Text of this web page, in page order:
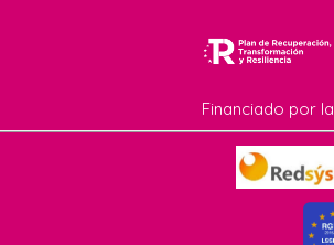
Financiado por